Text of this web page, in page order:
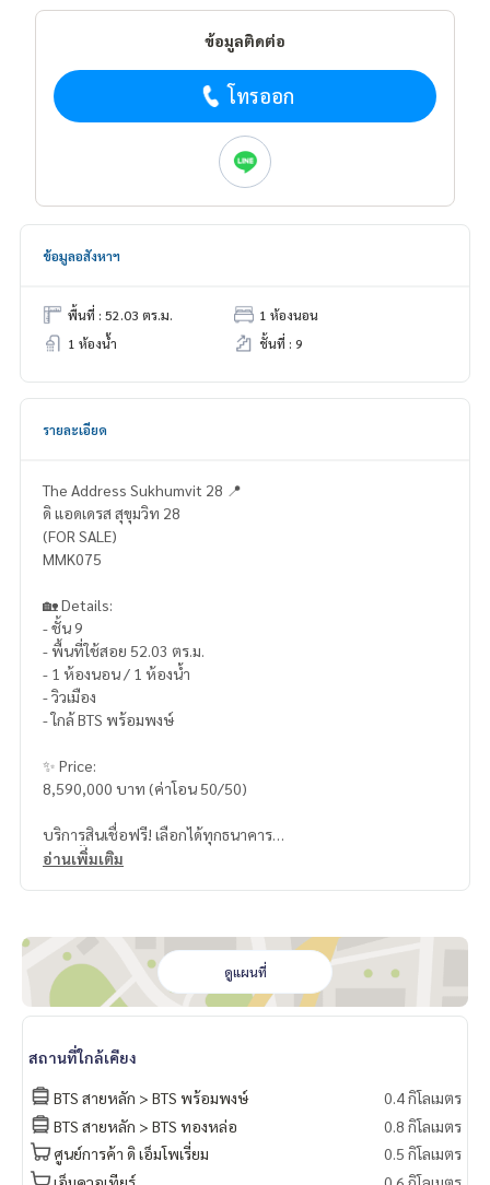
ข้อมูลติดต่อ
โทรออก
ข้อมูลอสังหาฯ
พื้นที่ : 52.03 ตร.ม.
1 ห้องนอน
1 ห้องน้ำ
ชั้นที่ : 9
รายละเอียด
The Address Sukhumvit 28 📍
ดิ แอดเดรส สุขุมวิท 28
(FOR SALE)
MMK075
🏡 Details:
- ชั้น 9
- พื้นที่ใช้สอย 52.03 ตร.ม.
- 1 ห้องนอน / 1 ห้องน้ำ
- วิวเมือง
- ใกล้ BTS พร้อมพงษ์
✨ Price:
8,590,000 บาท (ค่าโอน 50/50)
บริการสินเชื่อฟรี! เลือกได้ทุกธนาคาร
ดอกเบี้ยพิเศษ วงเงินสูงสุด 90-100%
HOME - REAL ESTATE SERVICES
📞062-879-5289
LINE: @homethailand
หรือคลิกhttps://lin.ee/2g9eaj7
✔️ ที่ปรึกษามืออาชีพ ประสบการณ์มากกว่า 6 ปี
✔️ ข้อมูลเชิงลึกโดยผู้เชี่ยวชาญในพื้นที่
✔️ รับฝากขาย รับซื้อ ขายฝาก จำนอง
📲 Follow us:
www.homerealestateservices.co.th
อ่านเพิ่มเติม
ดูแผนที่
สถานที่ใกล้เคียง
BTS สายหลัก > BTS พร้อมพงษ์
0.4 กิโลเมตร
BTS สายหลัก > BTS ทองหล่อ
0.8 กิโลเมตร
ศูนย์การค้า ดิ เอ็มโพเรี่ยม
0.5 กิโลเมตร